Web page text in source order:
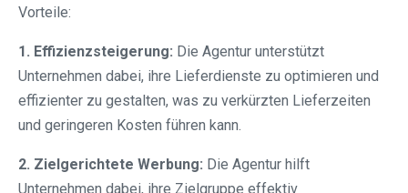
Vorteile:
1. Effizienzsteigerung: Die Agentur unterstützt
Unternehmen dabei, ihre Lieferdienste zu optimieren und
effizienter zu gestalten, was zu verkürzten Lieferzeiten
und geringeren Kosten führen kann.
2. Zielgerichtete Werbung: Die Agentur hilft
Unternehmen dabei, ihre Zielgruppe effektiv